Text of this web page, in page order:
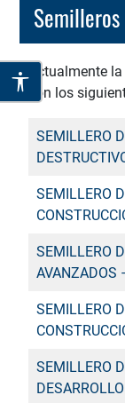
Semilleros
Actualmente
con los
SEMILLERO
SEMILLERO
SEMILLERO
AVANZADOS
SEMILLERO
SEMILLERO